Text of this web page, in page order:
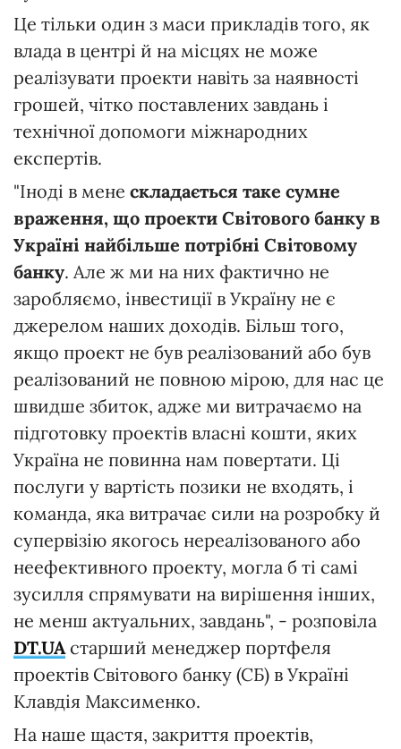
Це тільки один з маси прикладів того, як
влада в центрі й на місцях не може
реалізувати проекти навіть за наявності
грошей, чітко поставлених завдань і
технічної допомоги міжнародних
експертів.
"Іноді в мене складається таке сумне
враження, що проекти Світового банку в
Україні найбільше потрібні Світовому
банку. Але ж ми на них фактично не
заробляємо, інвестиції в Україну не є
джерелом наших доходів. Більш того,
якщо проект не був реалізований або був
реалізований не повною мірою, для нас це
швидше збиток, адже ми витрачаємо на
підготовку проектів власні кошти, яких
Україна не повинна нам повертати. Ці
послуги у вартість позики не входять, і
команда, яка витрачає сили на розробку й
супервізію якогось нереалізованого або
неефективного проекту, могла б ті самі
зусилля спрямувати на вирішення інших,
не менш актуальних, завдань", - розповіла
DT.UAстарший менеджер портфеля
проектів Світового банку (СБ) в Україні
Клавдія Максименко.
На наше щастя, закриття проектів,